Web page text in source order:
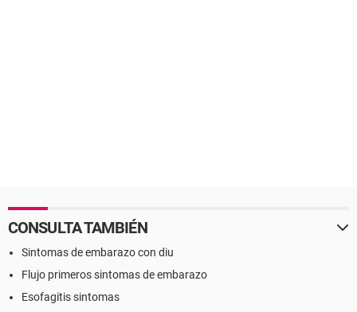
CONSULTA TAMBIÉN
Sintomas de embarazo con diu
Flujo primeros sintomas de embarazo
Esofagitis sintomas